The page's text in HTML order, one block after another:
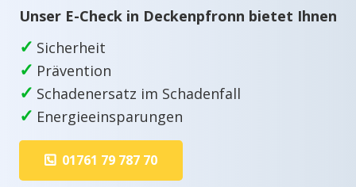
Unser E-Check in Deckenpfronn bietet Ihnen
✓ Sicherheit
✓ Prävention
✓ Schadenersatz im Schadenfall
✓ Energieeinsparungen
01761 79 787 70